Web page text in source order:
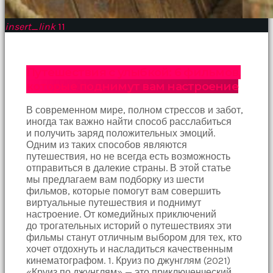
Devamında
yatak
odasına
siktim
pornosu
zamanlarda
erkekler
tarafından
bolca
ihanete
uğrayan
yapıp
insert_link 11
которые поднимут вам настроение
В современном мире, полном стрессов и забот,
иногда так важно найти способ расслабиться
и получить заряд положительных эмоций.
Одним из таких способов являются
путешествия, но не всегда есть возможность
отправиться в далекие страны. В этой статье
мы предлагаем вам подборку из шести
фильмов, которые помогут вам совершить
виртуальные путешествия и поднимут
настроение. От комедийных приключений
до трогательных историй о путешествиях эти
фильмы станут отличным выбором для тех, кто
хочет отдохнуть и насладиться качественным
кинематографом. 1. Круиз по джунглям (2021)